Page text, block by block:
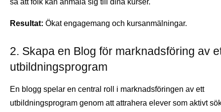
så att folk kan anmäla sig till dina kurser.
Resultat: Ökat engagemang och kursanmälningar.
2. Skapa en Blog för marknadsföring av
utbildningsprogram
En blogg spelar en central roll i marknadsföringen av ett
utbildningsprogram genom att attrahera elever som aktivt